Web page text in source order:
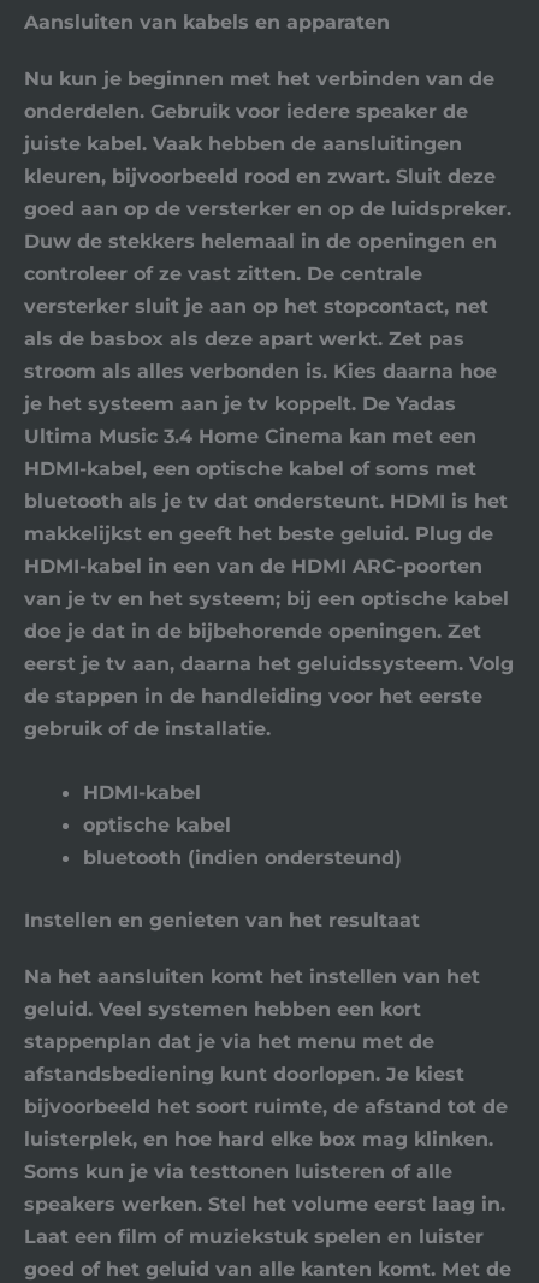
Aansluiten van kabels en apparaten
Nu kun je beginnen met het verbinden van de
onderdelen. Gebruik voor iedere speaker de
juiste kabel. Vaak hebben de aansluitingen
kleuren, bijvoorbeeld rood en zwart. Sluit deze
goed aan op de versterker en op de luidspreker.
Duw de stekkers helemaal in de openingen en
controleer of ze vast zitten. De centrale
versterker sluit je aan op het stopcontact, net
als de basbox als deze apart werkt. Zet pas
stroom als alles verbonden is. Kies daarna hoe
je het systeem aan je tv koppelt. De Yadas
Ultima Music 3.4 Home Cinema kan met een
HDMI-kabel, een optische kabel of soms met
bluetooth als je tv dat ondersteunt. HDMI is het
makkelijkst en geeft het beste geluid. Plug de
HDMI-kabel in een van de HDMI ARC-poorten
van je tv en het systeem; bij een optische kabel
doe je dat in de bijbehorende openingen. Zet
eerst je tv aan, daarna het geluidssysteem. Volg
de stappen in de handleiding voor het eerste
gebruik of de installatie.
HDMI-kabel
optische kabel
bluetooth (indien ondersteund)
Instellen en genieten van het resultaat
Na het aansluiten komt het instellen van het
geluid. Veel systemen hebben een kort
stappenplan dat je via het menu met de
afstandsbediening kunt doorlopen. Je kiest
bijvoorbeeld het soort ruimte, de afstand tot de
luisterplek, en hoe hard elke box mag klinken.
Soms kun je via testtonen luisteren of alle
speakers werken. Stel het volume eerst laag in.
Laat een film of muziekstuk spelen en luister
goed of het geluid van alle kanten komt. Met de